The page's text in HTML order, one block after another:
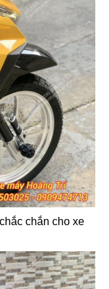
chắn cho xe